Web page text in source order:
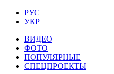
РУС
УКР
ВИДЕО
ФОТО
ПОПУЛЯРНЫЕ
СПЕЦПРОЕКТЫ